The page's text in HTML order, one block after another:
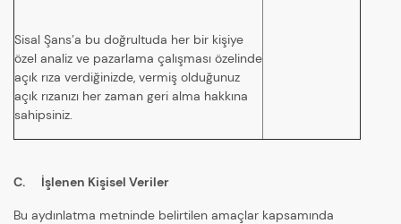
Sisal Şans’a bu doğrultuda her bir kişiye
özel analiz ve pazarlama çalışması özelinde
açık rıza verdiğinizde, vermiş olduğunuz
açık rızanızı her zaman geri alma hakkına
sahipsiniz.
C. İşlenen Kişisel Veriler
Bu aydınlatma metninde belirtilen amaçlar kapsamında